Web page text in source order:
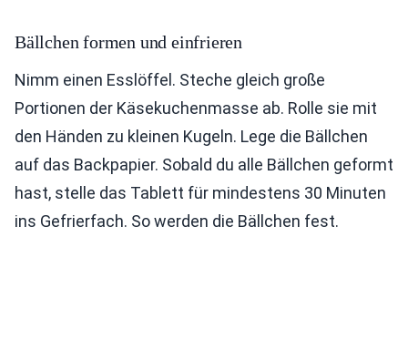
Bällchen formen und einfrieren
Nimm einen Esslöffel. Steche gleich große
Portionen der Käsekuchenmasse ab. Rolle sie mit
den Händen zu kleinen Kugeln. Lege die Bällchen
auf das Backpapier. Sobald du alle Bällchen geformt
hast, stelle das Tablett für mindestens 30 Minuten
ins Gefrierfach. So werden die Bällchen fest.